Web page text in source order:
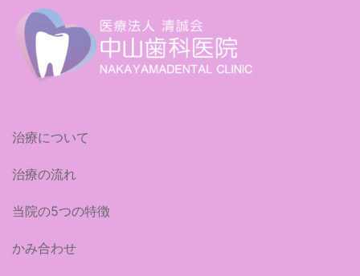
治療について
治療の流れ
当院の5つの特徴
かみ合わせ